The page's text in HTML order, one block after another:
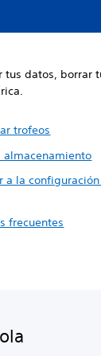
tus datos, borrar
trofeos
almacenamiento
a la
frecuentes